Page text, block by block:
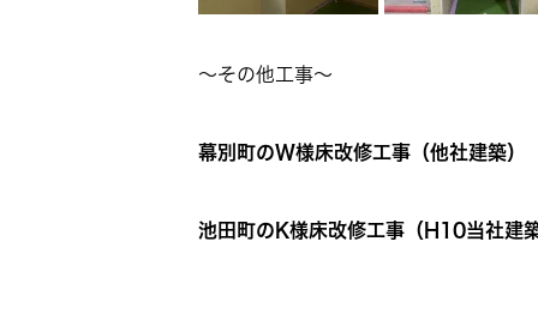
～その他工事～
幕別町のW様床改修工事（他社建築）
池田町のK様床改修工事（H10当社建